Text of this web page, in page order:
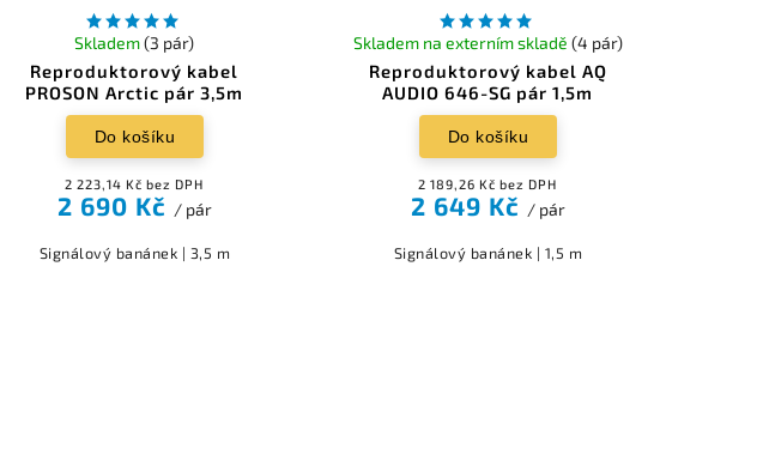
Reproduktorový kabel
PROSON Arctic pár 3,5m
Skladem(3 pár)
2 223,14 Kč bez DPH
2 690 Kč / pár
Do košíku
Signálový banánek | 3,5 m
Reproduktorový kabel AQ
AUDIO 646-SG pár 1,5m
Skladem na externím skladě (4 pár)
2 189,26 Kč bez DPH
2 649 Kč / pár
Do košíku
Signálový banánek | 1,5 m